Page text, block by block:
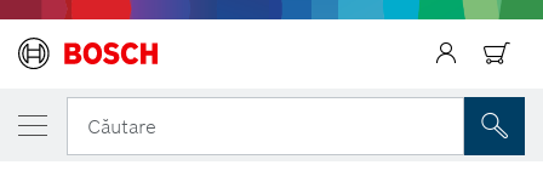
Căutare
VARIANTA SELECTATĂ DE DVS.
Set de carote universale EXPERT